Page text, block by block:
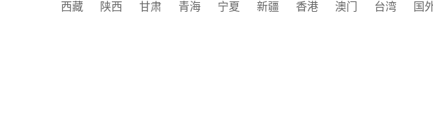
西藏
陕西 甘肃 青海 宁夏 新疆 香港 澳门 台湾 国